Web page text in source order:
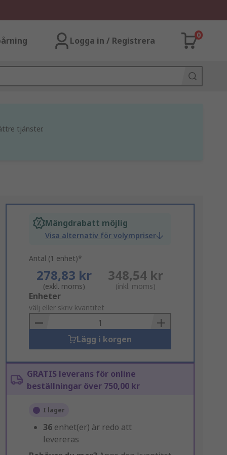
Logga in / Registrera
0
tjänster.
Mängdrabatt möjlig
Visa alternativ för volympriser
Antal (1 enhet)*
278,83 kr
(exkl. moms)
348,54 kr
(inkl. moms)
Add
to
Basket
Enheter
välj eller skriv kvantitet
Lägg i korgen
GRATIS leverans för online
beställningar över 750,00 kr
I lager
36 enhet(er) är redo att
levereras